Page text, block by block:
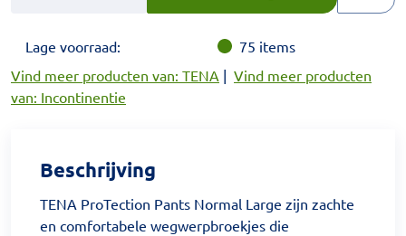
Lage voorraad: 75 items
Vind meer producten van: TENA | Vind meer producten
van: Incontinentie
Beschrijving
TENA ProTection Pants Normal Large zijn zachte
en comfortabele wegwerpbroekjes die